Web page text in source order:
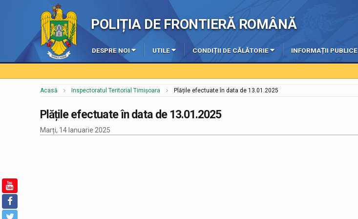
POLIȚIA DE FRONTIERĂ ROMÂNĂ
DESPRE NOI UTILE CONDIȚII DE CĂLĂTORIE INFORMAȚII PUBLICE
Acasă Inspectoratul Teritorial Timișoara Plățile efectuate în data de 13.01.2025
Plățile efectuate în data de 13.01.2025
Marți, 14 Ianuarie 2025